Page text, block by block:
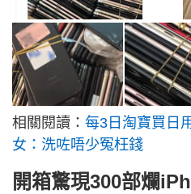
相關閱讀： 每3日淘寶買日
女：洗咗唔少冤枉錢
開箱驚現300部爛